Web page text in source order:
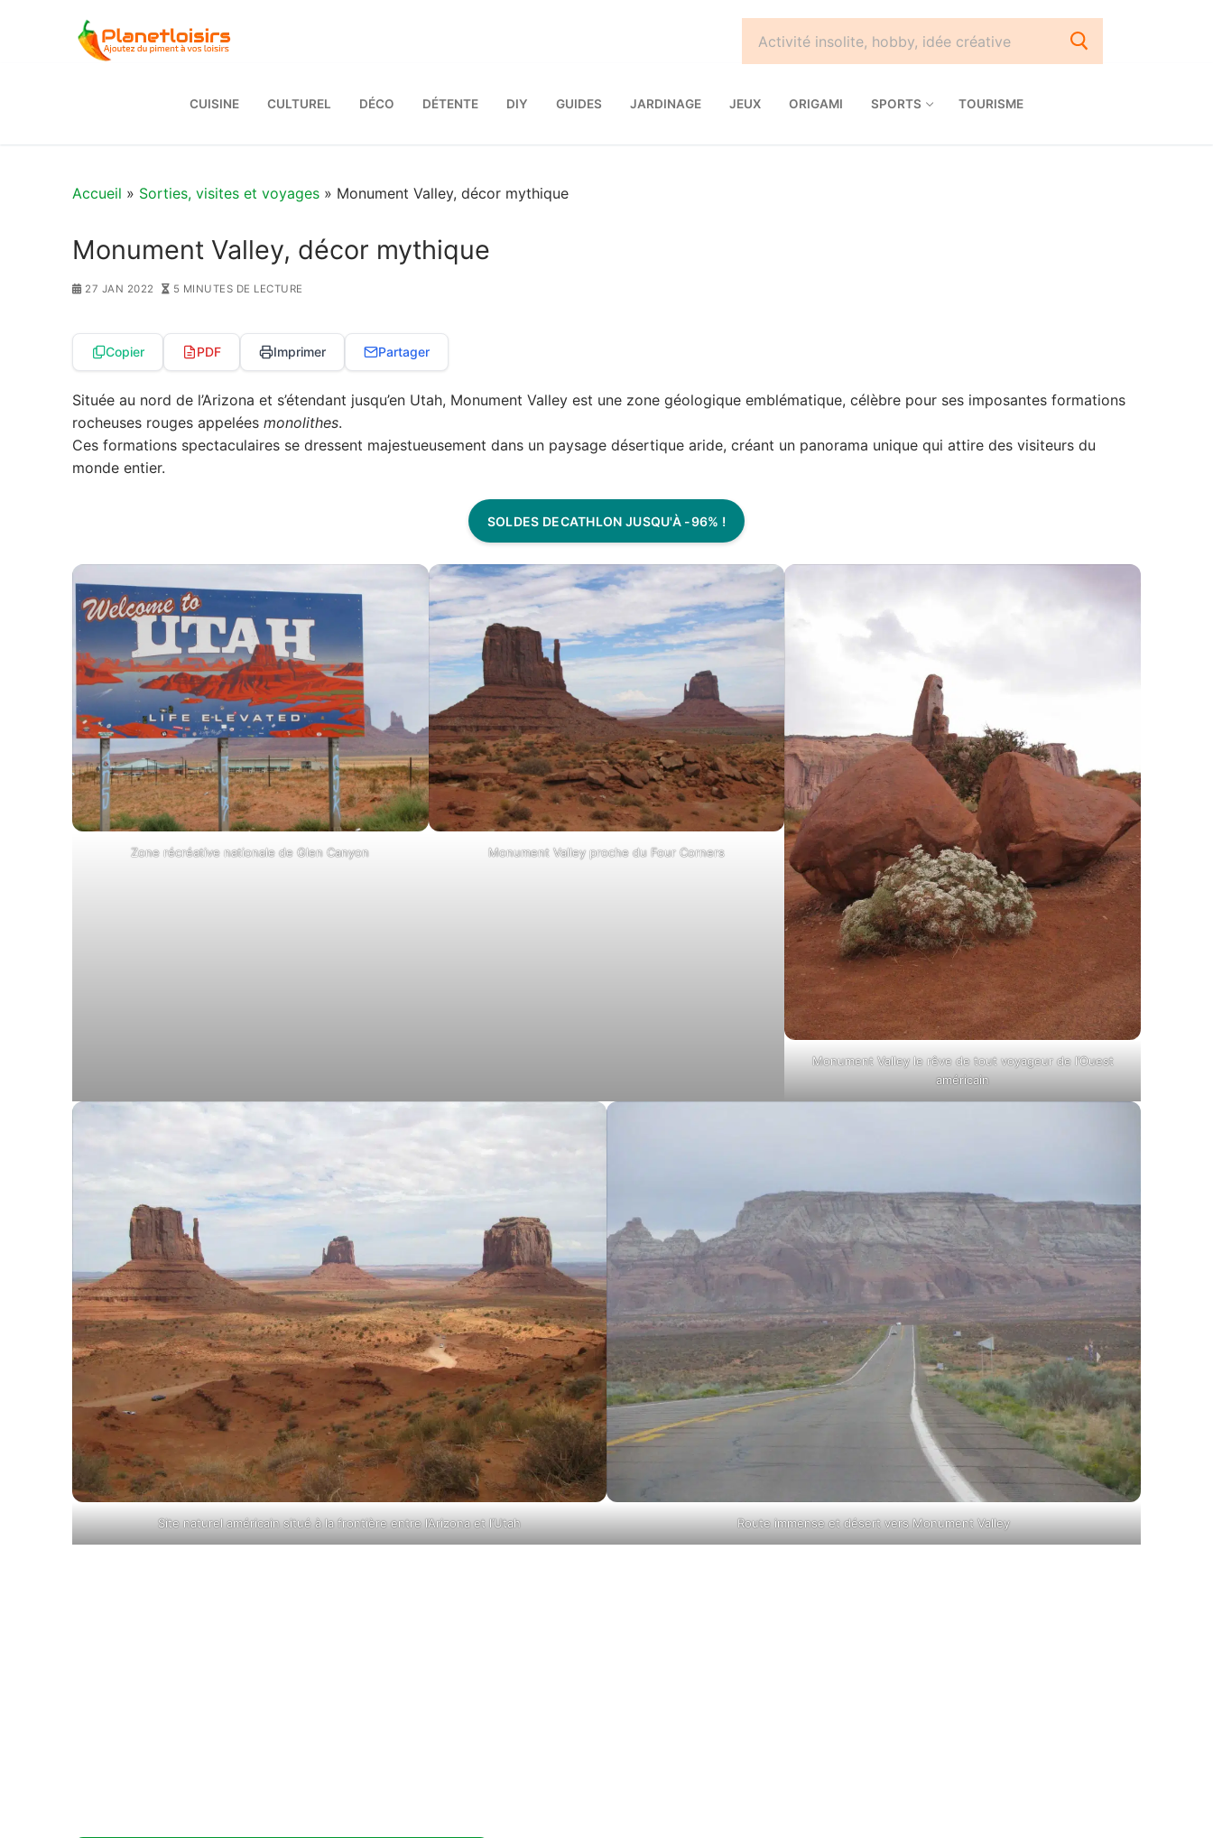
CUISINE CULTUREL DÉCO DÉTENTE DIY GUIDES JARDINAGE JEUX ORIGAMI SPORTS TOURISME
Accueil » Sorties, visites et voyages » Monument Valley, décor mythique
Monument Valley, décor mythique
27 JAN 2022 5 MINUTES DE LECTURE
Copier PDF Imprimer Partager
Située au nord de l’Arizona et s’étendant jusqu’en Utah, Monument Valley est une zone géologique emblématique, célèbre pour ses imposantes formations
rocheuses rouges appelées monolithes.
Ces formations spectaculaires se dressent majestueusement dans un paysage désertique aride, créant un panorama unique qui attire des visiteurs du
monde entier.
SOLDES DECATHLON JUSQU'À -96% !
Zone récréative nationale de Glen Canyon Monument Valley proche du Four Corners
Monument Valley le rêve de tout voyageur de l’Ouest
américain
Site naturel américain situé à la frontière entre l’Arizona et l’Utah Route immense et désert vers Monument Valley